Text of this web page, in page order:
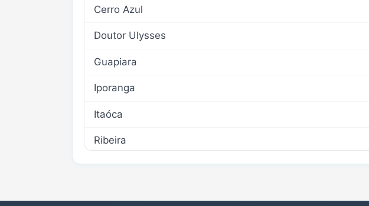
Cerro Azul
Doutor Ulysses
Guapiara
Iporanga
Itaóca
Ribeira